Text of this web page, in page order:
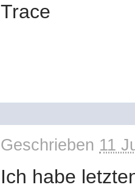
Trace
Geschrieben 11
Ich habe